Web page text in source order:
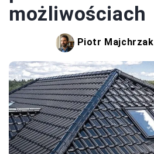
możliwościach
Piotr Majchrzak